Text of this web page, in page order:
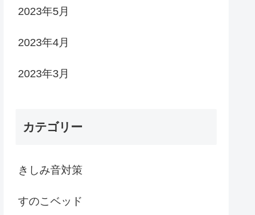
2023年5月
2023年4月
2023年3月
カテゴリー
きしみ音対策
すのこベッド